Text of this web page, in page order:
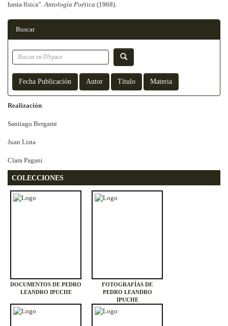
hasta física”.Antología Poética (1968).
Buscar
Realización
Santiago Bergami
Juan Lista
Clara Pagani
COLECCIONES
DOCUMENTOS DE PEDRO
LEANDRO IPUCHE
FOTOGRAFÍAS DE
PEDRO LEANDRO
IPUCHE